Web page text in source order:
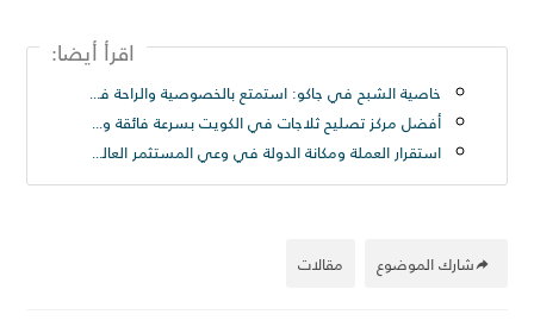
اقرأ أيضا:
خاصية الشبح في جاكو: استمتع بالخصوصية والراحة في تجربة بث مباشر فريدة
أفضل مركز تصليح ثلاجات في الكويت بسرعة فائقة ودقة عالية
استقرار العملة ومكانة الدولة في وعي المستثمر العالمي
مقالات شارك الموضوع